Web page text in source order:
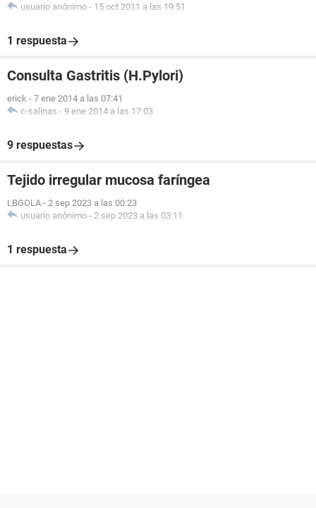
usuario anónimo - 15 oct 2011 a las 19:51
1 respuesta
Consulta Gastritis (H.Pylori)
erick - 7 ene 2014 a las 07:41
c-salinas - 9 ene 2014 a las 17:03
9 respuestas
Tejido irregular mucosa faríngea
LBGOLA - 2 sep 2023 a las 00:23
usuario anónimo - 2 sep 2023 a las 03:11
1 respuesta